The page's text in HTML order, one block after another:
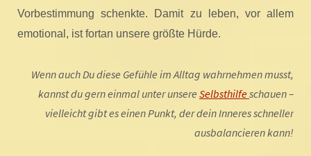
Vorbestimmung schenkte. Damit zu leben, vor allem
emotional, ist fortan unsere größte Hürde.
Wenn auch Du diese Gefühle im Alltag wahrnehmen musst,
kannst du gern einmal unter unsere Selbsthilfeschauen –
vielleicht gibt es einen Punkt, der dein Inneres schneller
ausbalancieren kann!